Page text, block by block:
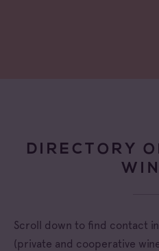
DIRECTORY
Scroll down to find contact
(private and cooperative